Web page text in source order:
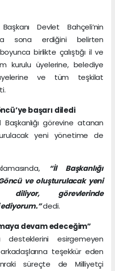
Devlet Bahçeli’nin
sona erdiğini belirten
birlikte çalıştığı il ve
kurulu üyelerine, belediye
ve tüm teşkilat
başarı diledi
görevine atanan
yeni yönetime de
“İl Başkanlığı
ve oluşturulacak yeni
diliyor, görevlerinde
dedi.
devam edeceğim”
esirgemeyen
teşekkür eden
süreçte de Milliyetçi